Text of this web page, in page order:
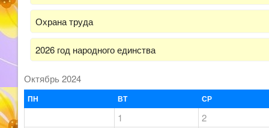
Охрана труда
2026 год народного единства
Октябрь 2024
ПН ВТ СР
1
2